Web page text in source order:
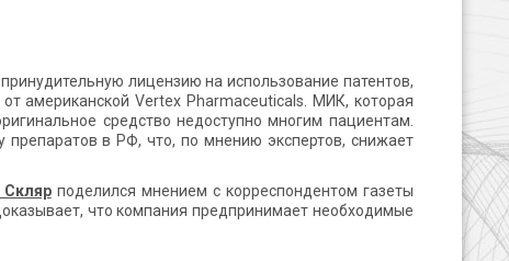
лицензию на использование патентов,
американской Vertex Pharmaceuticals. МИК, которая
средство недоступно многим пациентам.
препаратов в РФ, что, по мнению экспертов, снижает
Склярподелился мнением с корреспондентом газеты
что компания предпринимает необходимые